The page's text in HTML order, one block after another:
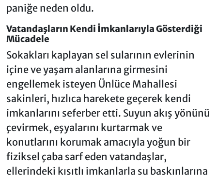
paniğe neden oldu.
Vatandaşların Kendi İmkanlarıyla Gösterdiği
Mücadele
Sokakları kaplayan sel sularının evlerinin
içine ve yaşam alanlarına girmesini
engellemek isteyen Ünlüce Mahallesi
sakinleri, hızlıca harekete geçerek kendi
imkanlarını seferber etti. Suyun akış yönünü
çevirmek, eşyalarını kurtarmak ve
konutlarını korumak amacıyla yoğun bir
fiziksel çaba sarf eden vatandaşlar,
ellerindeki kısıtlı imkanlarla su baskınlarına